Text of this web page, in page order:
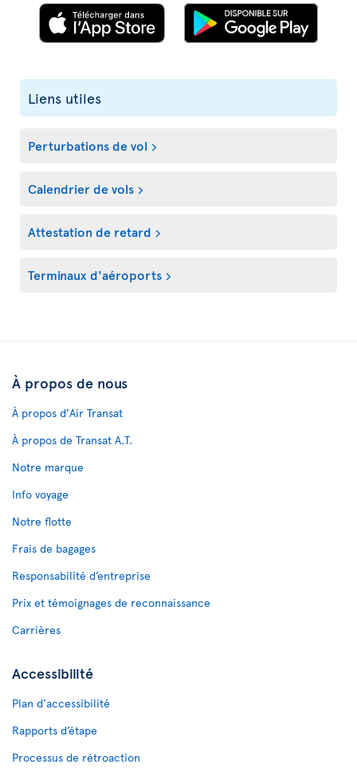
Liens utiles
Perturbations de vol
Calendrier de vols
Attestation de retard
Terminaux d'aéroports
À propos de nous
À propos d'Air Transat
À propos de Transat A.T.
Notre marque
Info voyage
Notre flotte
Frais de bagages
Responsabilité d’entreprise
Prix et témoignages de reconnaissance
Carrières
Accessibilité
Plan d'accessibilité
Rapports d’étape
Processus de rétroaction